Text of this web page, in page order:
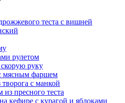
теста с вишней
рулетом
руку
мясным фаршем
с манкой
пресного теста
кефире с курагой и яблоками